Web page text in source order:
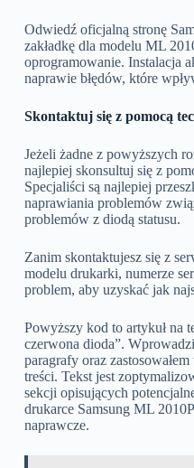
Odwiedź oficjalną stronę
zakładkę dla modelu ML
oprogramowanie. Instalacja
naprawie błędów, które
Skontaktuj się z pomocą
Jeżeli żadne z powyższych
najlepiej skonsultuj się z
Specjaliści są najlepiej
naprawiania problemów
problemów z diodą statusu.
Zanim skontaktujesz się z
modelu drukarki, numerze
problem, aby uzyskać jak
Powyższy kod to artykuł na
czerwona dioda”.
paragrafy oraz
treści. Tekst jest
sekcji opisujących
drukarce Samsung ML
naprawcze.